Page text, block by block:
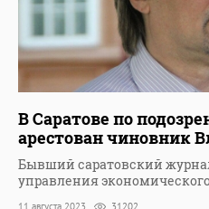
В Саратове по
арестован чиновник
Бывший саратовский
управления